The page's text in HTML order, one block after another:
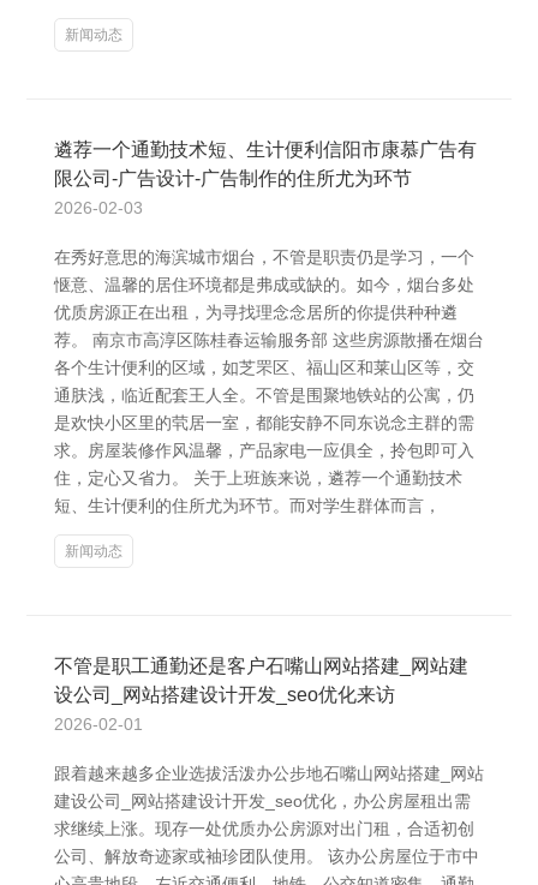
新闻动态
遴荐一个通勤技术短、生计便利信阳市康慕广告有
限公司-广告设计-广告制作的住所尤为环节
2026-02-03
在秀好意思的海滨城市烟台，不管是职责仍是学习，一个
惬意、温馨的居住环境都是弗成或缺的。如今，烟台多处
优质房源正在出租，为寻找理念念居所的你提供种种遴
荐。 南京市高淳区陈桂春运输服务部 这些房源散播在烟台
各个生计便利的区域，如芝罘区、福山区和莱山区等，交
通肤浅，临近配套王人全。不管是围聚地铁站的公寓，仍
是欢快小区里的茕居一室，都能安静不同东说念主群的需
求。房屋装修作风温馨，产品家电一应俱全，拎包即可入
住，定心又省力。 关于上班族来说，遴荐一个通勤技术
短、生计便利的住所尤为环节。而对学生群体而言，
新闻动态
不管是职工通勤还是客户石嘴山网站搭建_网站建
设公司_网站搭建设计开发_seo优化来访
2026-02-01
跟着越来越多企业选拔活泼办公步地石嘴山网站搭建_网站
建设公司_网站搭建设计开发_seo优化，办公房屋租出需
求继续上涨。现存一处优质办公房源对出门租，合适初创
公司、解放奇迹家或袖珍团队使用。 该办公房屋位于市中